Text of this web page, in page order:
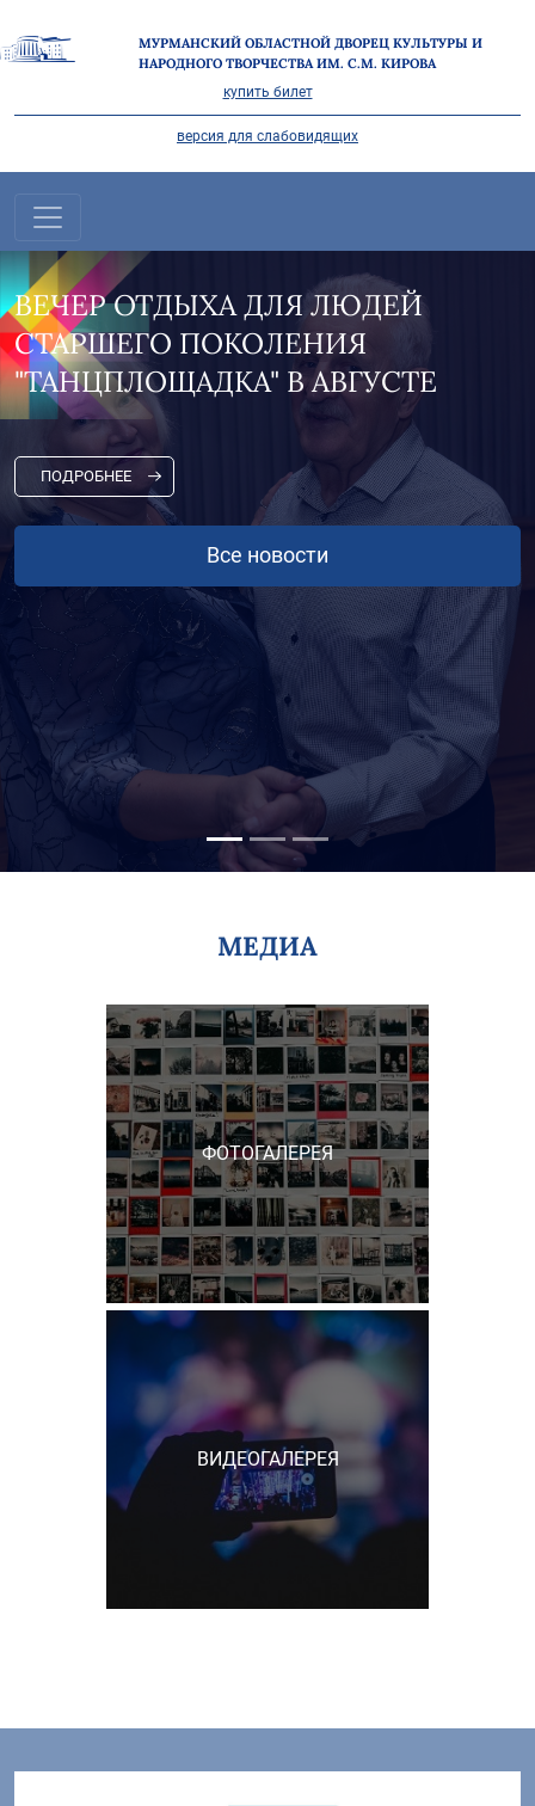
МУРМАНСКИЙ ОБЛАСТНОЙ ДВОРЕЦ КУЛЬТУРЫ И
НАРОДНОГО ТВОРЧЕСТВА ИМ. С.М. КИРОВА
купить билет
версия для слабовидящих
ВЕЧЕР ОТДЫХА ДЛЯ ЛЮДЕЙ
СТАРШЕГО ПОКОЛЕНИЯ
"ТАНЦПЛОЩАДКА" В АВГУСТЕ
ПОДРОБНЕЕ
Все новости
МЕДИА
ФОТОГАЛЕРЕЯ
ВИДЕОГАЛЕРЕЯ